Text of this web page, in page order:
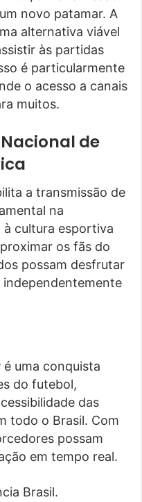
novo patamar. A
alternativa viável
às partidas
é particularmente
o acesso a canais
muitos.
de
a transmissão de
na
cultura esportiva
os fãs do
possam desfrutar
é uma conquista
do futebol,
das
todo o Brasil. Com
possam
em tempo real.
Brasil.